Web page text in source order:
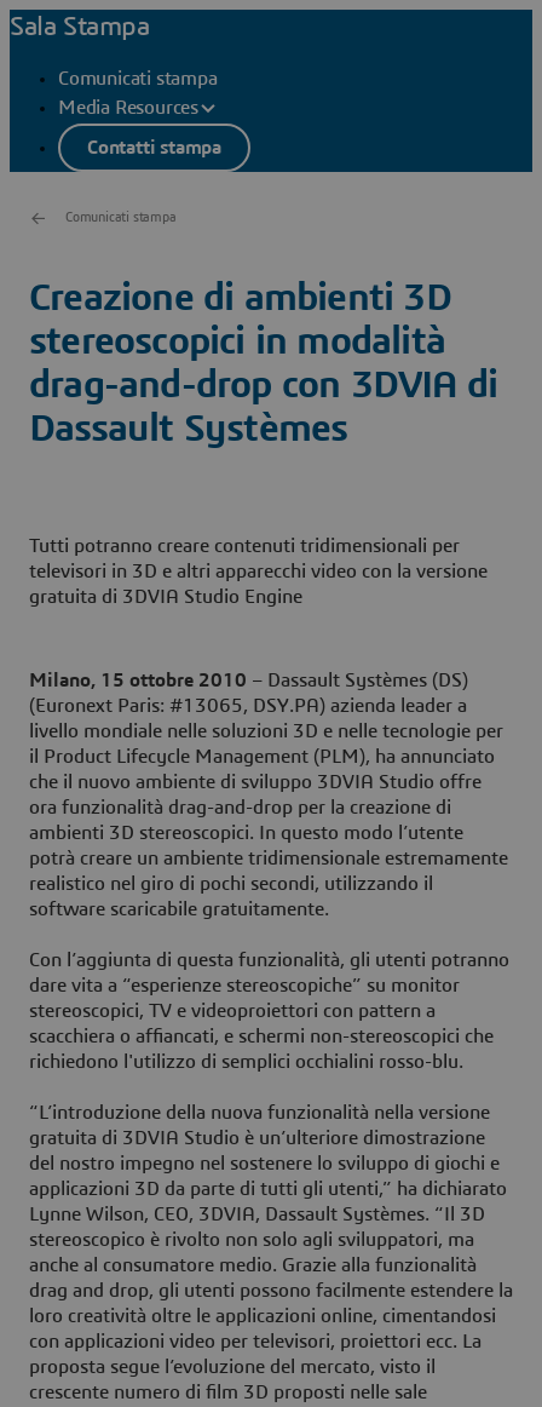
Sala Stampa
Comunicati stampa
Media Resources
Contatti stampa
Comunicati stampa
Creazione di ambienti 3D
stereoscopici in modalità
drag-and-drop con 3DVIA di
Dassault Systèmes
Tutti potranno creare contenuti tridimensionali per
televisori in 3D e altri apparecchi video con la versione
gratuita di 3DVIA Studio Engine
Milano, 15 ottobre 2010 – Dassault Systèmes (DS)
(Euronext Paris: #13065, DSY.PA) azienda leader a
livello mondiale nelle soluzioni 3D e nelle tecnologie per
il Product Lifecycle Management (PLM), ha annunciato
che il nuovo ambiente di sviluppo 3DVIA Studio offre
ora funzionalità drag-and-drop per la creazione di
ambienti 3D stereoscopici. In questo modo l’utente
potrà creare un ambiente tridimensionale estremamente
realistico nel giro di pochi secondi, utilizzando il
software scaricabile gratuitamente.
Con l’aggiunta di questa funzionalità, gli utenti potranno
dare vita a “esperienze stereoscopiche” su monitor
stereoscopici, TV e videoproiettori con pattern a
scacchiera o affiancati, e schermi non-stereoscopici che
richiedono l'utilizzo di semplici occhialini rosso-blu.
“L’introduzione della nuova funzionalità nella versione
gratuita di 3DVIA Studio è un’ulteriore dimostrazione
del nostro impegno nel sostenere lo sviluppo di giochi e
applicazioni 3D da parte di tutti gli utenti,” ha dichiarato
Lynne Wilson, CEO, 3DVIA, Dassault Systèmes. “Il 3D
stereoscopico è rivolto non solo agli sviluppatori, ma
anche al consumatore medio. Grazie alla funzionalità
drag and drop, gli utenti possono facilmente estendere la
loro creatività oltre le applicazioni online, cimentandosi
con applicazioni video per televisori, proiettori ecc. La
proposta segue l’evoluzione del mercato, visto il
crescente numero di film 3D proposti nelle sale